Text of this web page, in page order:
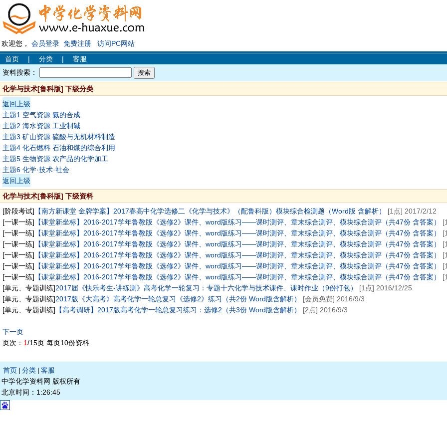
欢迎您， 会员登录 免费注册
访问PC网站
首页
| 分类 |
客服
资料搜索：
化学与技术[鲁科版] 下级分类
返回上级
主题1 空气资源 氨的合成
主题2 海水资源 工业制碱
主题3 矿山资源 硫酸与无机材料制造
主题4 化石燃料 石油和煤的综合利用
主题5 生物资源 农产品的化学加工
主题6 化学·技术·社会
返回上级
化学与技术[鲁科版] 下级资料
[阶段考试] 【南方新课堂 金牌学案】2017春高中化学选修二《化学与技术》（配鲁科版）模块综合检测题（Word版 含解析）
[1点] 2017/2/12
[一课一练] 【课堂新坐标】2016-2017学年鲁教版《选修2》课件、word版练习——课时测评、章末综合测评、模块综合测评（共47份 含答案）
[一课一练] 【课堂新坐标】2016-2017学年鲁教版《选修2》课件、word版练习——课时测评、章末综合测评、模块综合测评（共47份 含答案）
[一课一练] 【课堂新坐标】2016-2017学年鲁教版《选修2》课件、word版练习——课时测评、章末综合测评、模块综合测评（共47份 含答案）
[一课一练] 【课堂新坐标】2016-2017学年鲁教版《选修2》课件、word版练习——课时测评、章末综合测评、模块综合测评（共47份 含答案）
[一课一练] 【课堂新坐标】2016-2017学年鲁教版《选修2》课件、word版练习——课时测评、章末综合测评、模块综合测评（共47份 含答案）
[一课一练] 【课堂新坐标】2016-2017学年鲁教版《选修2》课件、word版练习——课时测评、章末综合测评、模块综合测评（共47份 含答案）
[单元、专题训练]2017届《快乐考生-讲练测》高考化学一轮复习：专题十六化学与技术课件、课时作业（9份打包）
[1点] 2016/12/25
[单元、专题训练]2017版《大高考》高考化学一轮总复习《选修2》练习（共2份 Word版含解析）
[会员免费] 2016/9/3
[单元、专题训练] 【高考调研】2017版高考化学一轮总复习练习：选修2（共3份 Word版含解析） [2点] 2016/9/3
下一页
页次： 1/15页 每页10份资料
首页 | 分类 | 客服
中学化学资料网 版权所有
北京时间：1:26:45